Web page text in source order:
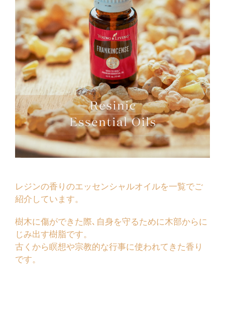
レジンの香りのエッセンシャルオイルを一覧でご
紹介しています。
樹木に傷ができた際､自身を守るために木部からに
じみ出す樹脂です。
古くから瞑想や宗教的な行事に使われてきた香り
です。